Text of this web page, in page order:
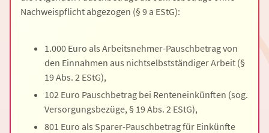
Nachweispflicht abgezogen (§ 9 a EStG):
1.000 Euro als Arbeitsnehmer-Pauschbetrag von
den Einnahmen aus nichtselbstständiger Arbeit (§
19 Abs. 2 EStG),
102 Euro Pauschbetrag bei Renteneinkünften (sog.
Versorgungsbezüge, § 19 Abs. 2 EStG),
801 Euro als Sparer-Pauschbetrag für Einkünfte